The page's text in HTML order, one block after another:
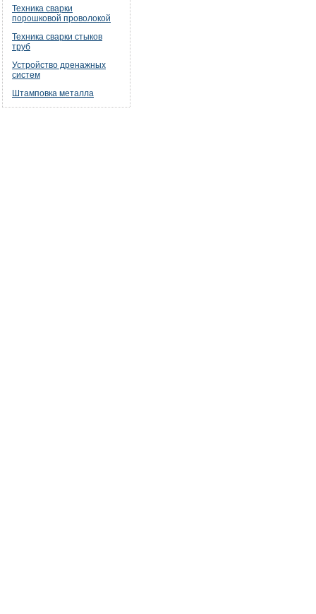
Техника сварки
порошковой проволокой
Техника сварки стыков
труб
Устройство дренажных
систем
Штамповка металла